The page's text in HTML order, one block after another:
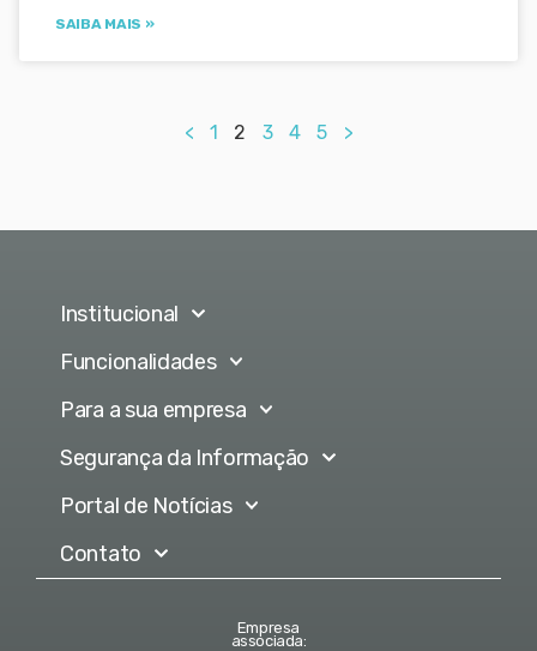
SAIBA MAIS »
< 1 2 3 4 5 >
Institucional
Funcionalidades
Para a sua empresa
Segurança da Informação
Portal de Notícias
Contato
Empresa
associada: